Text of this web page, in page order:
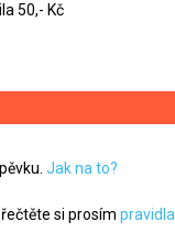
50,- Kč
Jak na to?
si prosím